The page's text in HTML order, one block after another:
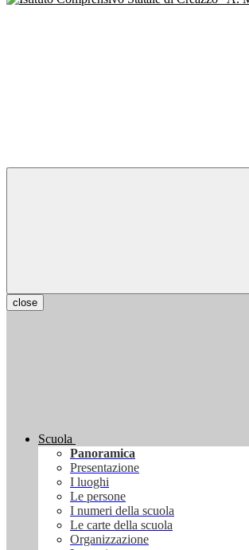
close
Scuola
Panoramica
Presentazione
I luoghi
Le persone
I numeri della scuola
Le carte della scuola
Organizzazione